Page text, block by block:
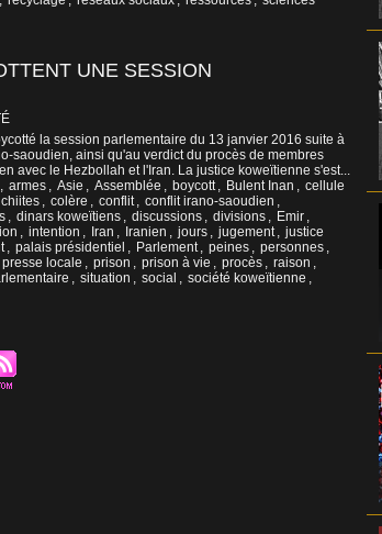
UNE SESSION
la session parlementaire du 13 janvier 2016 suite à
saoudien, ainsi qu'au verdict du procès de membres
avec le Hezbollah et l'Iran. La justice koweïtienne s'est...
, armes , Asie , Assemblée , boycott , Bulent Inan , cellule
chiites , colère , conflit , conflit irano-saoudien ,
, dinars koweïtiens , discussions , divisions , Emir ,
, intention , Iran , Iranien , jours , jugement , justice
, palais présidentiel , Parlement , peines , personnes ,
presse locale , prison , prison à vie , procès , raison ,
, situation , social , société koweïtienne ,